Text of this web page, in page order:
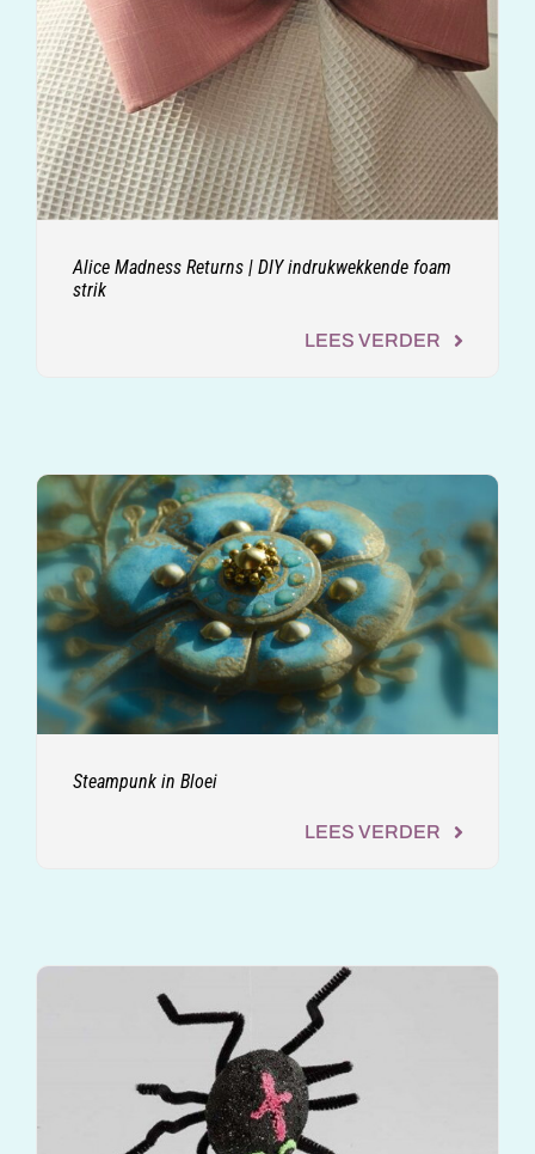
Alice Madness Returns | DIY indrukwekkende foam
strik
LEES VERDER
Steampunk in Bloei
LEES VERDER